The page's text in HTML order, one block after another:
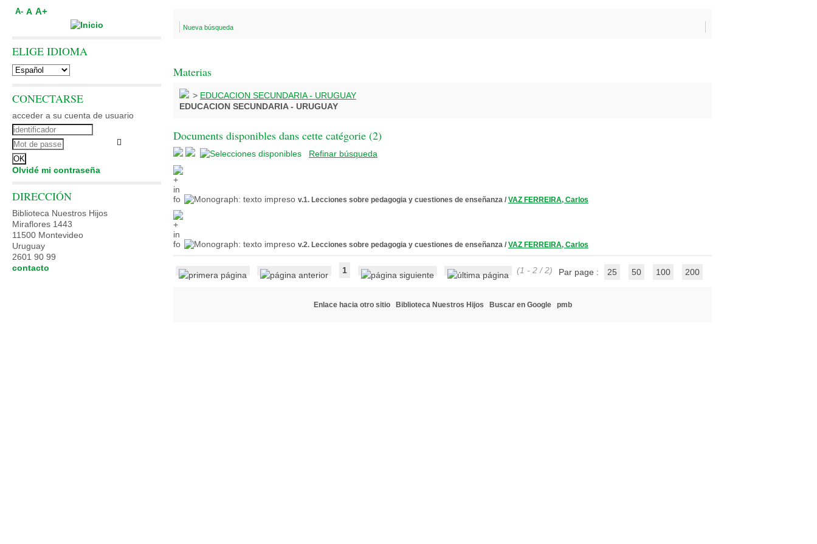
Nueva búsqueda
Materias
> EDUCACION SECUNDARIA - URUGUAY
EDUCACION SECUNDARIA - URUGUAY
Documents disponibles dans cette catégorie (2)
Refinar búsqueda
v.1. Lecciones sobre pedagogia y cuestiones de enseñanza / VAZ FERREIRA, Carlos
v.2. Lecciones sobre pedagogia y cuestiones de enseñanza / VAZ FERREIRA, Carlos
1 (1 - 2 / 2) Par page : 25 50 100 200
Enlace hacia otro sitio Biblioteca Nuestros Hijos Buscar en Google pmb
A- A A+
ELIGE IDIOMA
CONECTARSE
acceder a su cuenta de usuario
Olvidé mi contraseña
DIRECCIÓN
Biblioteca Nuestros Hijos
Miraflores 1443
11500 Montevideo
Uruguay
2601 90 99
contacto